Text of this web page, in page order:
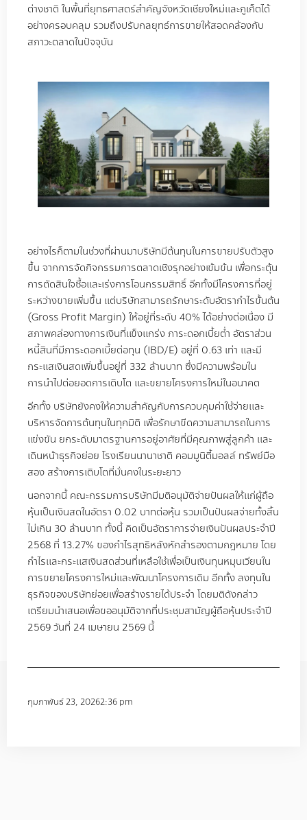
ต่างชาติ ในพื้นที่ยุทธศาสตร์สำคัญจังหวัดเชียงใหม่และภูเก็ตได้
อย่างครอบคลุม รวมถึงปรับกลยุทธ์การขายให้สอดคล้องกับ
สภาวะตลาดในปัจจุบัน
อย่างไรก็ตามในช่วงที่ผ่านมาบริษัทมีต้นทุนในการขายปรับตัวสูง
ขึ้น จากการจัดกิจกรรมการตลาดเชิงรุกอย่างเข้มข้น เพื่อกระตุ้น
การตัดสินใจซื้อและเร่งการโอนกรรมสิทธิ์ อีกทั้งมีโครงการที่อยู่
ระหว่างขายเพิ่มขึ้น แต่บริษัทสามารถรักษาระดับอัตรากำไรขั้นต้น
(Gross Profit Margin) ให้อยู่ที่ระดับ 40% ได้อย่างต่อเนื่อง มี
สภาพคล่องทางการเงินที่แข็งแกร่ง ภาระดอกเบี้ยต่ำ อัตราส่วน
หนี้สินที่มีภาระดอกเบี้ยต่อทุน (IBD/E) อยู่ที่ 0.63 เท่า และมี
กระแสเงินสดเพิ่มขึ้นอยู่ที่ 332 ล้านบาท ซึ่งมีความพร้อมใน
การนำไปต่อยอดการเติบโต และขยายโครงการใหม่ในอนาคต
อีกทั้ง บริษัทยังคงให้ความสำคัญกับการควบคุมค่าใช้จ่ายและ
บริหารจัดการต้นทุนในทุกมิติ เพื่อรักษาขีดความสามารถในการ
แข่งขัน ยกระดับมาตรฐานการอยู่อาศัยที่มีคุณภาพสู่ลูกค้า และ
เดินหน้าธุรกิจย่อย โรงเรียนนานาชาติ คอมมูนิตี้มอลล์ ทรัพย์มือ
สอง สร้างการเติบโตที่มั่นคงในระยะยาว
นอกจากนี้ คณะกรรมการบริษัทมีมติอนุมัติจ่ายปันผลให้แก่ผู้ถือ
หุ้นเป็นเงินสดในอัตรา 0.02 บาทต่อหุ้น รวมเป็นปันผลจ่ายทั้งสิ้น
ไม่เกิน 30 ล้านบาท ทั้งนี้ คิดเป็นอัตราการจ่ายเงินปันผลประจำปี
2568 ที่ 13.27% ของกำไรสุทธิหลังหักสำรองตามกฎหมาย โดย
กำไรและกระแสเงินสดส่วนที่เหลือใช้เพื่อเป็นเงินทุนหมุนเวียนใน
การขยายโครงการใหม่และพัฒนาโครงการเดิม อีกทั้ง ลงทุนใน
ธุรกิจของบริษัทย่อยเพื่อสร้างรายได้ประจำ โดยมติดังกล่าว
เตรียมนำเสนอเพื่อขออนุมัติจากที่ประชุมสามัญผู้ถือหุ้นประจำปี
2569 วันที่ 24 เมษายน 2569 นี้
กุมภาพันธ์ 23, 20262:36 pm